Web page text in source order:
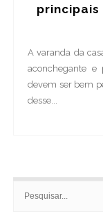
A varanda da
aconchegante e
devem ser bem
desse...